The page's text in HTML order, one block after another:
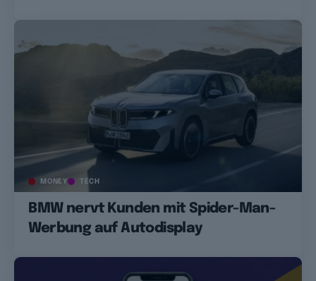
MONEY TECH
BMW nervt Kunden mit Spider-Man-
Werbung auf Autodisplay